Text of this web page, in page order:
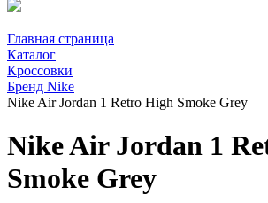
Главная страница
Каталог
Кроссовки
Бренд Nike
Nike Air Jordan 1 Retro High Smoke Grey
Nike Air Jordan 1
Smoke Grey